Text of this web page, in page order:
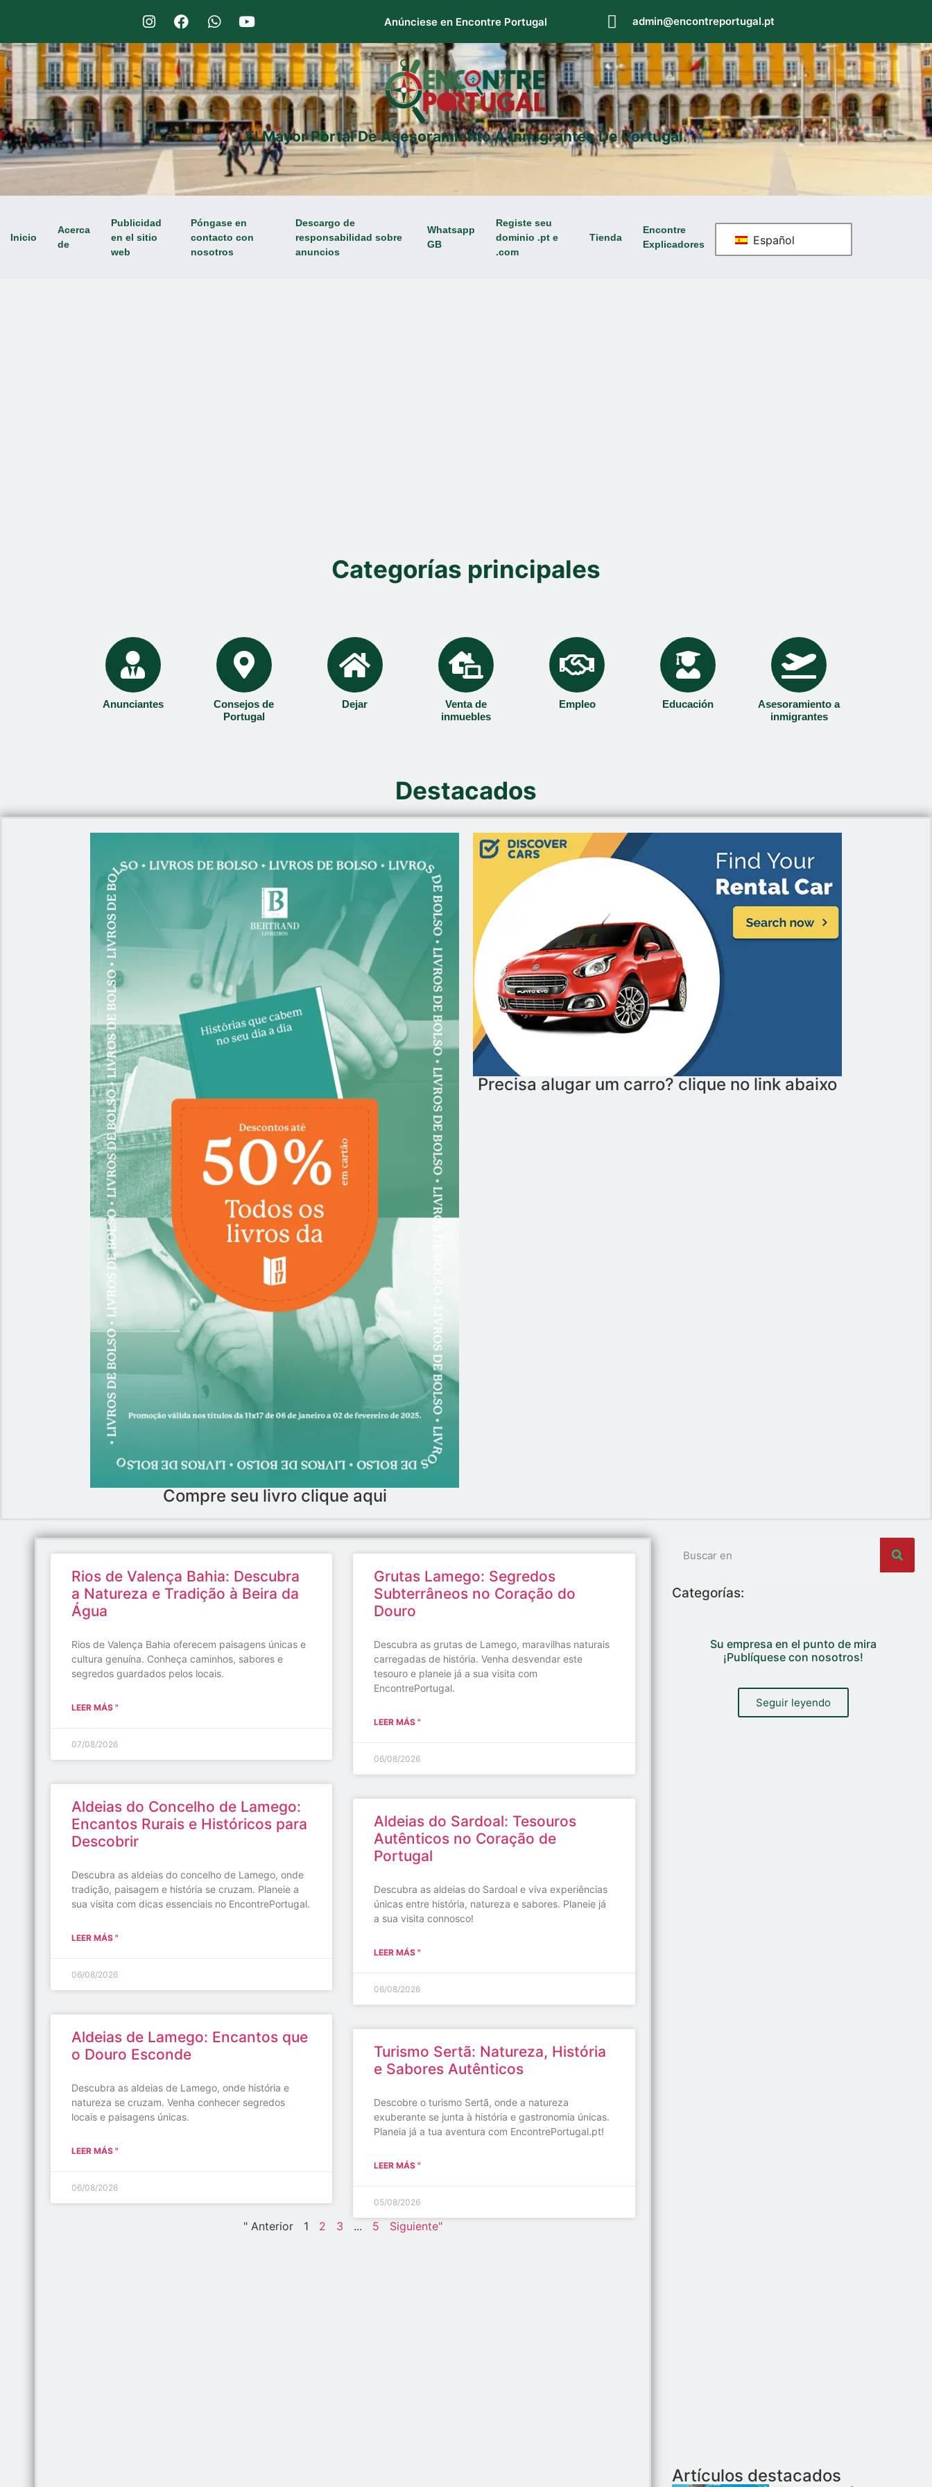
Anúnciese en Encontre Portugal admin@encontreportugal.pt
El Mayor Portal De Asesoramiento A Inmigrantes De Portugal.
Inicio
Acerca
de
Publicidad
en el sitio
web
Póngase en
contacto con
nosotros
Descargo de
responsabilidad sobre
anuncios
Whatsapp
GB
Registe seu
dominio .pt e
.com
Tienda
Encontre
Explicadores
Español
Categorías principales
Anunciantes
Consejos de
Portugal
Dejar
Venta de
inmuebles
Empleo Educación
Asesoramiento a
inmigrantes
Destacados
Compre seu livro clique aqui
Precisa alugar um carro? clique no link abaixo
Rios de Valença Bahia: Descubra
a Natureza e Tradição à Beira da
Água
Rios de Valença Bahia oferecem paisagens únicas e
cultura genuína. Conheça caminhos, sabores e
segredos guardados pelos locais.
LEER MÁS "
07/08/2026
Grutas Lamego: Segredos
Subterrâneos no Coração do
Douro
Descubra as grutas de Lamego, maravilhas naturais
carregadas de história. Venha desvendar este
tesouro e planeie já a sua visita com
EncontrePortugal.
LEER MÁS "
06/08/2026
Aldeias do Concelho de Lamego:
Encantos Rurais e Históricos para
Descobrir
Descubra as aldeias do concelho de Lamego, onde
tradição, paisagem e história se cruzam. Planeie a
sua visita com dicas essenciais no EncontrePortugal.
LEER MÁS "
06/08/2026
Aldeias do Sardoal: Tesouros
Autênticos no Coração de
Portugal
Descubra as aldeias do Sardoal e viva experiências
únicas entre história, natureza e sabores. Planeie já
a sua visita connosco!
LEER MÁS "
06/08/2026
Aldeias de Lamego: Encantos que
o Douro Esconde
Descubra as aldeias de Lamego, onde história e
natureza se cruzam. Venha conhecer segredos
locais e paisagens únicas.
LEER MÁS "
06/08/2026
Turismo Sertã: Natureza, História
e Sabores Autênticos
Descobre o turismo Sertã, onde a natureza
exuberante se junta à história e gastronomia únicas.
Planeia já a tua aventura com EncontrePortugal.pt!
LEER MÁS "
05/08/2026
" Anterior 1 2 3 ... 5 Siguiente"
Categorías:
Su empresa en el punto de mira
¡Publíquese con nosotros!
Seguir leyendo
Artículos destacados